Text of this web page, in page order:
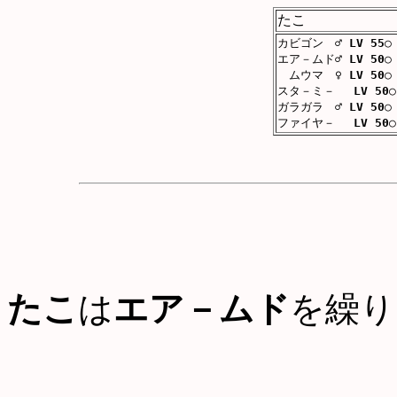
たこ
カビゴン ♂LV 55○
エア－ムド♂LV 50○
ムウマ ♀ LV 50○
スタ－ミ－
LV 50○
ガラガラ ♂LV 50○
ファイヤ－
LV 50○
たこ はエア－ムドを繰